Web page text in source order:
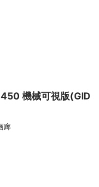
機械可視版(GID
廊